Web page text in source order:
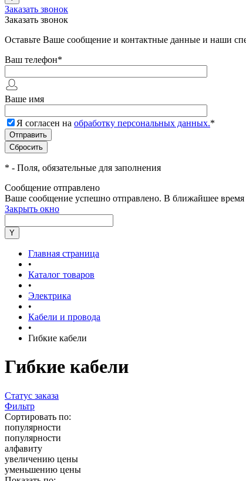
Заказать звонок
Заказать звонок
Оставьте Ваше сообщение и контактные данные и наши
Ваш телефон*
Ваше имя
Я согласен на обработку персональных данных.*
* - Поля, обязательные для заполнения
Сообщение отправлено
Ваше сообщение успешно отправлено. В ближайшее
Закрыть окно
Главная страница
•
Каталог товаров
•
Электрика
•
Кабели и провода
•
Гибкие кабели
Гибкие кабели
Статус заказа
Фильтр
Сортировать по:
популярности
популярности
алфавиту
увеличению цены
уменьшению цены